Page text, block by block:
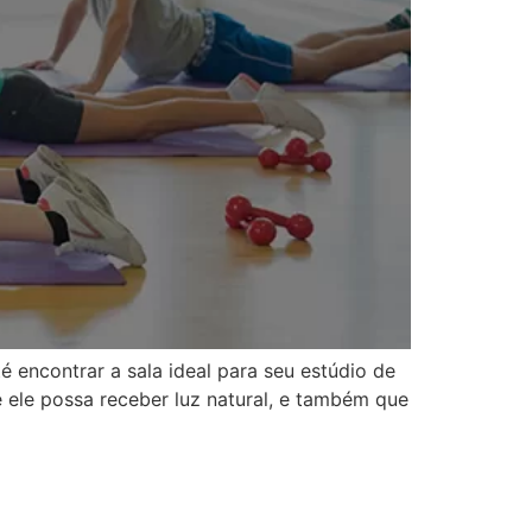
encontrar a sala ideal para seu estúdio de
possa receber luz natural, e também que